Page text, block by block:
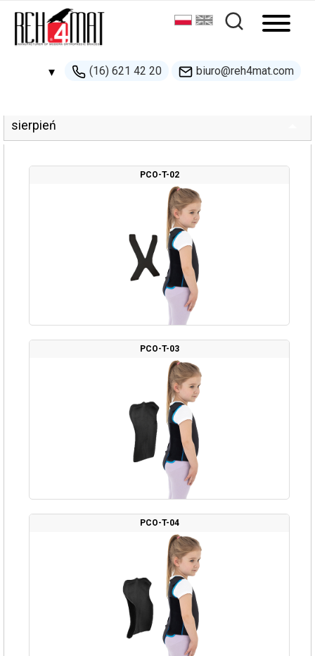
▾ (16) 621 42 20 biuro@reh4mat.com
handel@reh4mat.com
Home » Zmienione produkty
Zmienione produkty
sierpień
PCO-T-02
PCO-T-03
PCO-T-04